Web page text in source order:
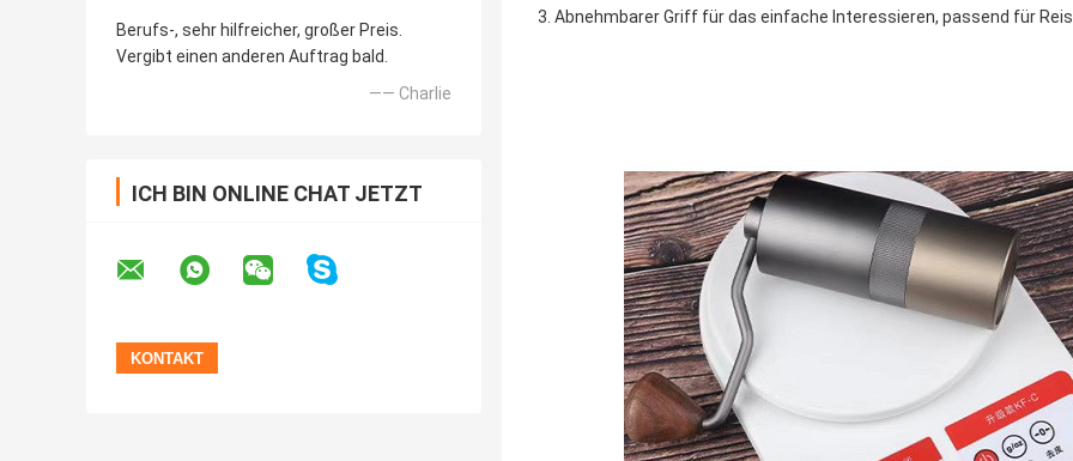
Berufs-, sehr hilfreicher, großer Preis.
Vergibt einen anderen Auftrag bald.
—— Charlie
ICH BIN ONLINE CHAT JETZT
3. Abnehmbarer Griff für das einfache Interessieren, passend für